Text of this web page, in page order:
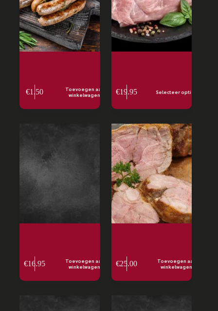
€1.50
Toevoegen aan
winkelwagen
€19.95 Selecteer opties
€16.95
Toevoegen aan
winkelwagen
€25.00
Toevoegen aan
winkelwagen